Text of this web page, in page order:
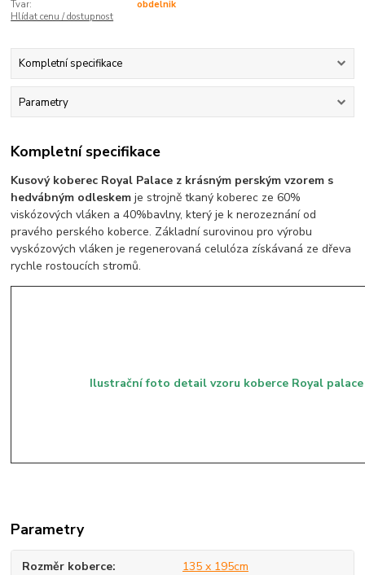
Tvar:
obdelnik
Hlídat cenu / dostupnost
Kompletní specifikace
Parametry
Kompletní specifikace
Kusový koberec Royal Palace z krásným perským vzorem s
hedvábným odleskem je strojně tkaný koberec ze 60%
viskózových vláken a 40%bavlny, který je k nerozeznání od
pravého perského koberce. Základní surovinou pro výrobu
vyskózových vláken je regenerovaná celulóza získávaná ze dřeva
rychle rostoucích stromů.
Ilustrační foto detail vzoru koberce Royal palace
Parametry
Rozměr koberce 135 x 195cm